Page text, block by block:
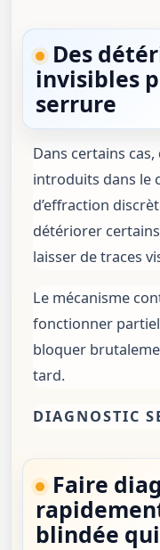
Des
invisibles
serrure
Dans certains
introduits dans le
d’effraction
détériorer
laisser de traces
Le mécanisme
fonctionner
bloquer
tard.
DIAGNOSTIC
Faire
blindée